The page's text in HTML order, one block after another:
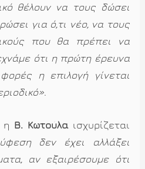
θέλουν να τους δώσει
για ό,τι νέο, να τους
που θα πρέπει να
ότι η πρώτη έρευνα
η επιλογή γίνεται
.
η Β. Κωτούλαισχυρίζεται
δεν έχει αλλάξει
αν εξαιρέσουμε ότι